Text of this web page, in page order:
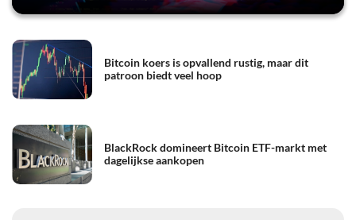
Bitcoin koers is opvallend rustig, maar dit
patroon biedt veel hoop
BlackRock domineert Bitcoin ETF-markt met
dagelijkse aankopen